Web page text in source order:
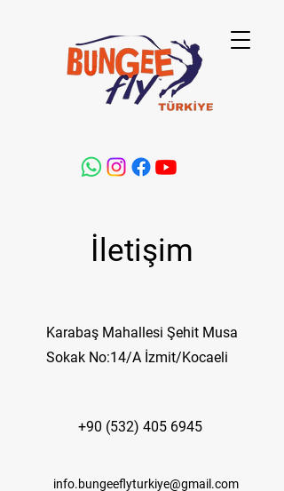
İletişim
Karabaş Mahallesi Şehit Musa
Sokak No:14/A İzmit/Kocaeli
+90 (532) 405 6945
info.bungeeflyturkiye@gmail.com